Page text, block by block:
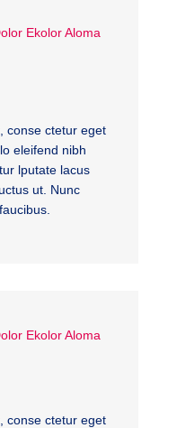
Ekolor Aloma
conse ctetur eget
eleifend nibh
lputate lacus
ut. Nunc
Ekolor Aloma
conse ctetur eget